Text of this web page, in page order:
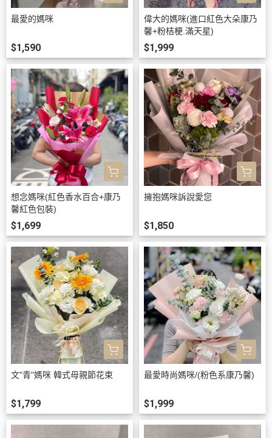
最愛的媽咪
$1,590
偉大的媽咪(進口紅色大朵康乃
馨+粉桔梗.滿天星)
$1,999
想念媽咪(紅色香水百合+康乃
馨紅色包裝)
$1,699
擁抱媽咪訴說愛您
$1,850
文"青"媽咪 韓式母親節花束
$1,799
最愛時尚媽咪/(粉色系康乃馨)
$1,999